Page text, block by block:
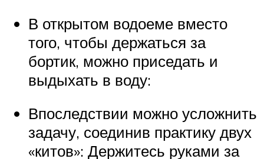
В открытом водоеме вместо
того, чтобы держаться за
бортик, можно приседать и
выдыхать в воду:
Впоследствии можно усложнить
задачу, соединив практику двух
«китов»: Держитесь руками за